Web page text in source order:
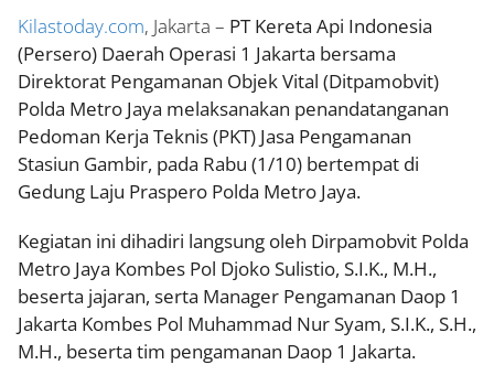
Kilastoday.com, Jakarta – PT Kereta Api Indonesia
(Persero) Daerah Operasi 1 Jakarta bersama
Direktorat Pengamanan Objek Vital (Ditpamobvit)
Polda Metro Jaya melaksanakan penandatanganan
Pedoman Kerja Teknis (PKT) Jasa Pengamanan
Stasiun Gambir, pada Rabu (1/10) bertempat di
Gedung Laju Praspero Polda Metro Jaya.
Kegiatan ini dihadiri langsung oleh Dirpamobvit Polda
Metro Jaya Kombes Pol Djoko Sulistio, S.I.K., M.H.,
beserta jajaran, serta Manager Pengamanan Daop 1
Jakarta Kombes Pol Muhammad Nur Syam, S.I.K., S.H.,
M.H., beserta tim pengamanan Daop 1 Jakarta.